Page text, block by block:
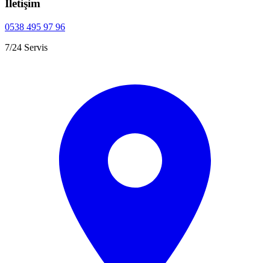
İletişim
0538 495 97 96
7/24 Servis